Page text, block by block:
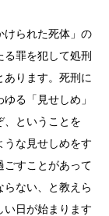
られた死体」の
罪を犯して処刑
ります。死刑に
る「見せしめ」
、ということを
うな見せしめをす
ごすことがあって
ない、と教えら
い日が始まります